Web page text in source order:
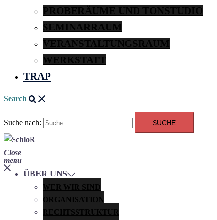
PROBERÄUME UND TONSTUDIO
SEMINARRAUM
VERANSTALTUNGSRAUM
WERKSTATT
TRAP
Search
Suche nach:
Close
menu
ÜBER UNS
WER WIR SIND
ORGANISATION
RECHTSSTRUKTUR